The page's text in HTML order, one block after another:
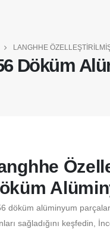
LANGHHE
Döküm
döküm alüminyum
sağladığını keşfedin,